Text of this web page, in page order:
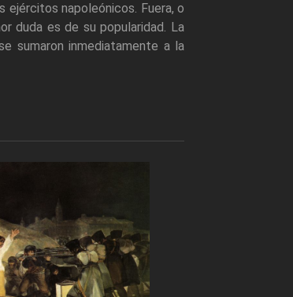
ejércitos napoleónicos. Fuera, o
duda es de su popularidad. La
sumaron inmediatamente a la